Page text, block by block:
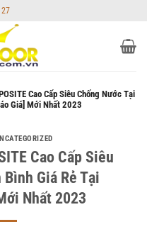
Cao Cấp Siêu Chống Nước Tại
Giá] Mới Nhất 2023
Cao Cấp Siêu
Giá Rẻ Tại
Nhất 2023